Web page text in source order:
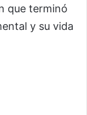
que terminó
y su vida